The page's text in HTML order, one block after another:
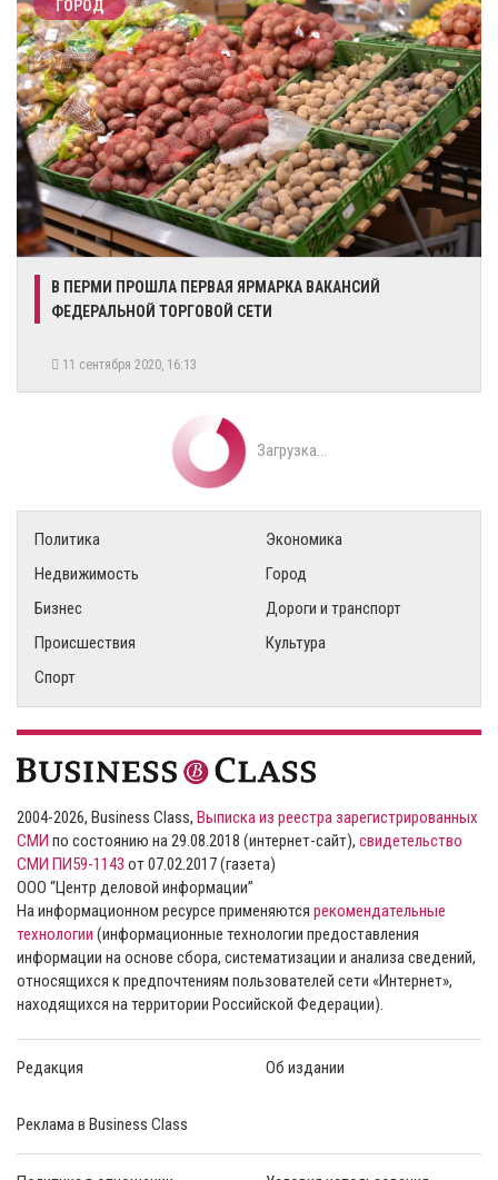
ГОРОД
В ПЕРМИ ПРОШЛА ПЕРВАЯ ЯРМАРКА ВАКАНСИЙ
ФЕДЕРАЛЬНОЙ ТОРГОВОЙ СЕТИ
11 сентября 2020, 16:13
Загрузка...
Политика
Экономика
Недвижимость
Город
Бизнес
Дороги и транспорт
Происшествия
Культура
Спорт
2004-2026, Business Class, Выписка из реестра зарегистрированных
СМИ по состоянию на 29.08.2018 (интернет-сайт), свидетельство
СМИ ПИ59-1143 от 07.02.2017 (газета)
ООО “Центр деловой информации”
На информационном ресурсе применяются рекомендательные
технологии (информационные технологии предоставления
информации на основе сбора, систематизации и анализа сведений,
относящихся к предпочтениям пользователей сети «Интернет»,
находящихся на территории Российской Федерации).
Редакция Об издании
Реклама в Business Class